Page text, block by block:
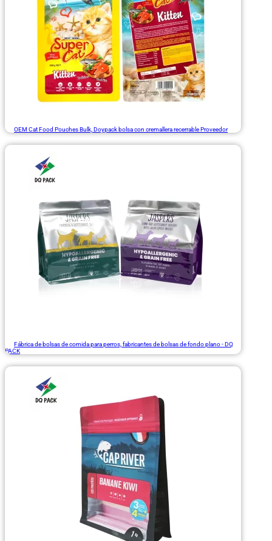
OEM Cat Food Pouches Bulk, Doypack bolsa con cremallera recerrable Proveedor
Fábrica de bolsas de comida para perros, fabricantes de bolsas de fondo plano - DQ
PACK